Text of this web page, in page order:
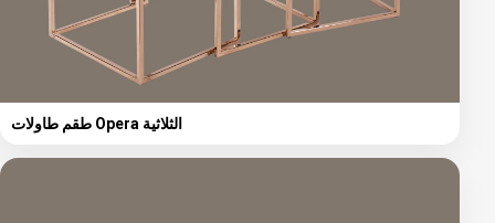
طقم طاولات Opera الثلاثية